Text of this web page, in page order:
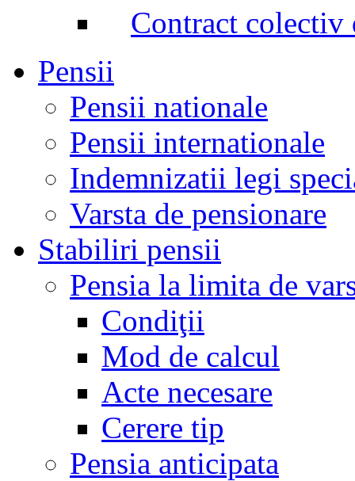
Contract colectiv
Pensii
Pensii nationale
Pensii internationale
Indemnizatii legi
Varsta de pensionare
Stabiliri pensii
Pensia la limita de
Condiţii
Mod de calcul
Acte necesare
Cerere tip
Pensia anticipata